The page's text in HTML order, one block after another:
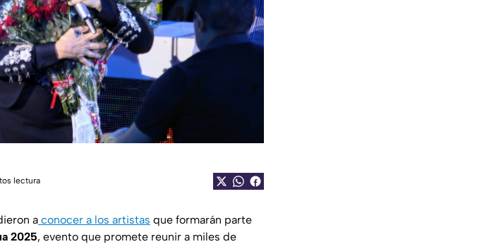
lectura
a conocer a los artistas que formarán parte
2025, evento que promete reunir a miles de